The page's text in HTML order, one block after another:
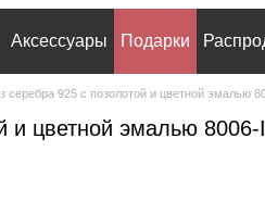
Аксессуары Подарки
серебра 925 с позолотой и цветной эмалью
и цветной эмалью 8006-